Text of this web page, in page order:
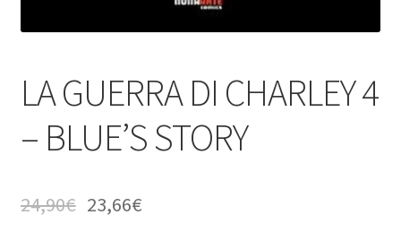
LA GUERRA DI CHARLEY 4
– BLUE’S STORY
24,90€ 23,66€